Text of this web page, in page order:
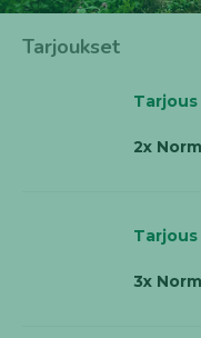
cookie_consent-
tallentamisessa
- Google
- Google
- Google
Mainonta- ja
Tarjoukset
Tarjous
2x
Tarjous
3x